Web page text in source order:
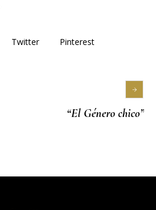
Twitter Pinterest
“El Género chico”